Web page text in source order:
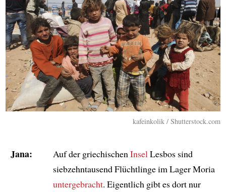
kafeinkolik / Shutterstock.com
Jana: Auf der griechischen Insel Lesbos sind
siebzehntausend Flüchtlinge im Lager Moria
untergebracht. Eigentlich gibt es dort nur